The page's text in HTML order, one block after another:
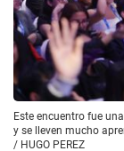
Este encuentro fue
y se lleven mucho
/ HUGO PEREZ